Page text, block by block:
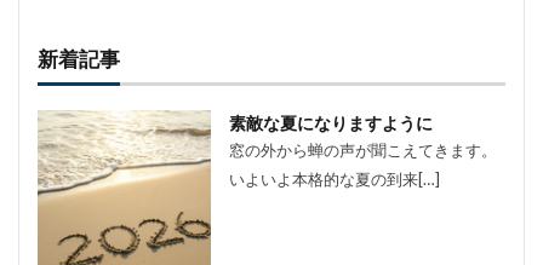
新着記事
素敵な夏になりますように
窓の外から蝉の声が聞こえてきます。
いよいよ本格的な夏の到来[…]